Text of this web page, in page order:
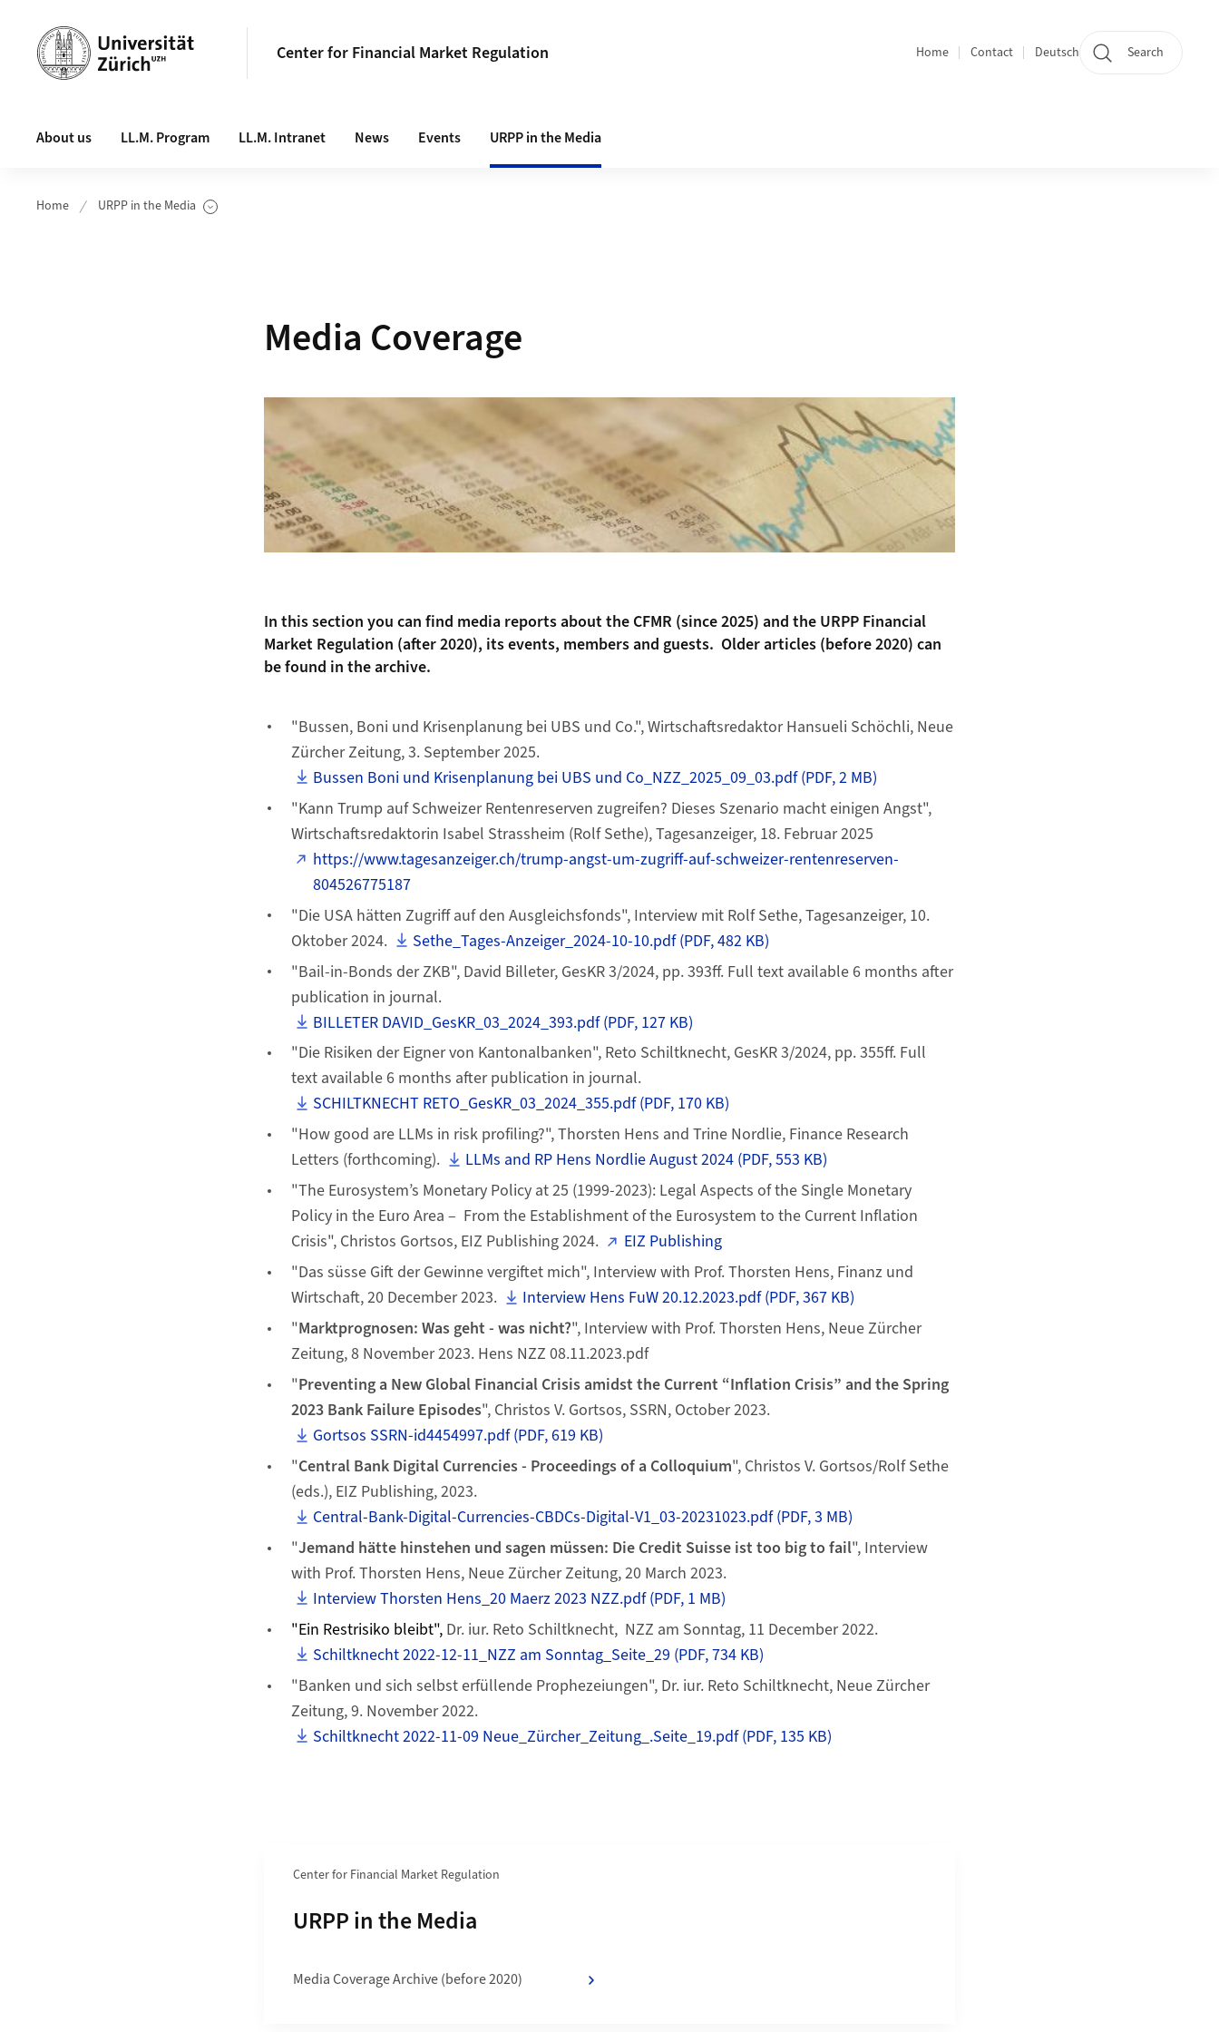
Center for Financial Market Regulation
Section navigation
Home Contact Deutsch Search
About us LL.M. Program LL.M. Intranet News Events URPP in the Media
Home URPP in the Media
Show Subpages
Media Coverage
In this section you can find media reports about the CFMR (since 2025) and the URPP Financial
Market Regulation (after 2020), its events, members and guests. Older articles (before 2020) can
be found in the archive.
"Bussen, Boni und Krisenplanung bei UBS und Co.", Wirtschaftsredaktor Hansueli Schöchli, Neue
Zürcher Zeitung, 3. September 2025.
Bussen Boni und Krisenplanung bei UBS und Co_NZZ_2025_09_03.pdf (PDF, 2 MB)
"Kann Trump auf Schweizer Rentenreserven zugreifen? Dieses Szenario macht einigen Angst",
Wirtschaftsredaktorin Isabel Strassheim (Rolf Sethe), Tagesanzeiger, 18. Februar 2025
https://www.tagesanzeiger.ch/trump-angst-um-zugriff-auf-schweizer-rentenreserven-
804526775187
"Die USA hätten Zugriff auf den Ausgleichsfonds", Interview mit Rolf Sethe, Tagesanzeiger, 10.
Oktober 2024.
Sethe_Tages-Anzeiger_2024-10-10.pdf (PDF, 482 KB)
"Bail-in-Bonds der ZKB", David Billeter, GesKR 3/2024, pp. 393ff. Full text available 6 months after
publication in journal.
BILLETER DAVID_GesKR_03_2024_393.pdf (PDF, 127 KB)
"Die Risiken der Eigner von Kantonalbanken", Reto Schiltknecht, GesKR 3/2024, pp. 355ff. Full
text available 6 months after publication in journal.
SCHILTKNECHT RETO_GesKR_03_2024_355.pdf (PDF, 170 KB)
"How good are LLMs in risk profiling?", Thorsten Hens and Trine Nordlie, Finance Research
Letters (forthcoming).
LLMs and RP Hens Nordlie August 2024 (PDF, 553 KB)
"The Eurosystem’s Monetary Policy at 25 (1999-2023): Legal Aspects of the Single Monetary
Policy in the Euro Area – From the Establishment of the Eurosystem to the Current Inflation
Crisis", Christos Gortsos, EIZ Publishing 2024.
EIZ Publishing
"Das süsse Gift der Gewinne vergiftet mich", Interview with Prof. Thorsten Hens, Finanz und
Wirtschaft, 20 December 2023.
Interview Hens FuW 20.12.2023.pdf (PDF, 367 KB)
"Marktprognosen: Was geht - was nicht?", Interview with Prof. Thorsten Hens, Neue Zürcher
Zeitung, 8 November 2023. Hens NZZ 08.11.2023.pdf
"Preventing a New Global Financial Crisis amidst the Current “Inflation Crisis” and the Spring
2023 Bank Failure Episodes", Christos V. Gortsos, SSRN, October 2023.
Gortsos SSRN-id4454997.pdf (PDF, 619 KB)
"Central Bank Digital Currencies - Proceedings of a Colloquium", Christos V. Gortsos/Rolf Sethe
(eds.), EIZ Publishing, 2023.
Central-Bank-Digital-Currencies-CBDCs-Digital-V1_03-20231023.pdf (PDF, 3 MB)
"Jemand hätte hinstehen und sagen müssen: Die Credit Suisse ist too big to fail", Interview
with Prof. Thorsten Hens, Neue Zürcher Zeitung, 20 March 2023.
Interview Thorsten Hens_20 Maerz 2023 NZZ.pdf (PDF, 1 MB)
"Ein Restrisiko bleibt", Dr. iur. Reto Schiltknecht, NZZ am Sonntag, 11 December 2022.
Schiltknecht 2022-12-11_NZZ am Sonntag_Seite_29 (PDF, 734 KB)
"Banken und sich selbst erfüllende Prophezeiungen", Dr. iur. Reto Schiltknecht, Neue Zürcher
Zeitung, 9. November 2022.
Schiltknecht 2022-11-09 Neue_Zürcher_Zeitung_.Seite_19.pdf (PDF, 135 KB)
Center for Financial Market Regulation
Subpages of
URPP in the Media
Media Coverage Archive (before 2020)